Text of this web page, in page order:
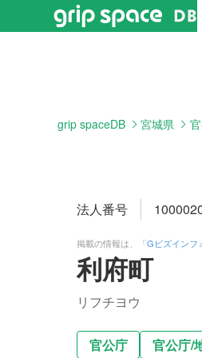
grip spaceDB 宮城県
法人番号
掲載の情報は、「Gビズインフ
利府町
リフチヨウ
官公庁 官公庁/